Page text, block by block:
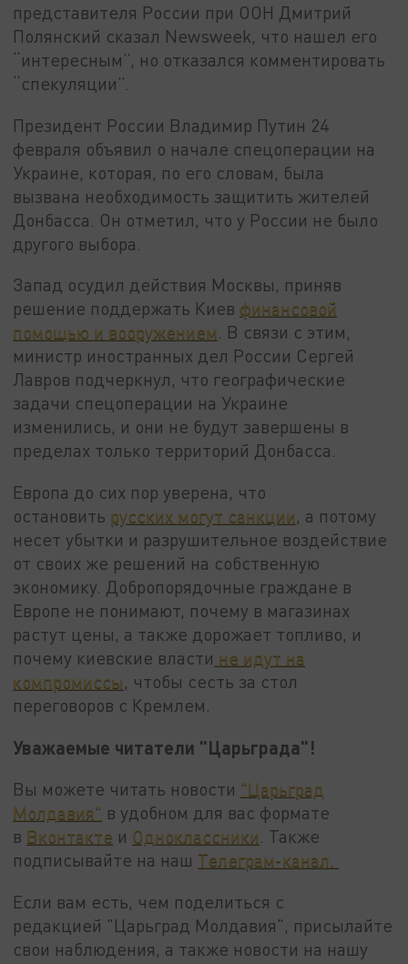
представителя России при ООН Дмитрий
Полянский сказал Newsweek, что нашел его
“интересным”, но отказался комментировать
“спекуляции”.
Президент России Владимир Путин 24
февраля объявил о начале спецоперации на
Украине, которая, по его словам, была
вызвана необходимость защитить жителей
Донбасса. Он отметил, что у России не было
другого выбора.
Запад осудил действия Москвы, приняв
решение поддержать Киев финансовой
помощью и вооружением . В связи с этим,
министр иностранных дел России Сергей
Лавров подчеркнул, что географические
задачи спецоперации на Украине
изменились, и они не будут завершены в
пределах только территорий Донбасса.
Европа до сих пор уверена, что
остановить русских могут санкции, а потому
несет убытки и разрушительное воздействие
от своих же решений на собственную
экономику. Добропорядочные граждане в
Европе не понимают, почему в магазинах
растут цены, а также дорожает топливо, и
почему киевские власти не идут на
компромиссы, чтобы сесть за стол
переговоров с Кремлем.
Уважаемые читатели "Царьграда"!
Вы можете читать новости "Царьград
Молдавия" в удобном для вас формате
в Вконтакте и Одноклассники . Также
подписывайте на наш Телеграм-канал.
Если вам есть, чем поделиться с
редакцией "Царьград Молдавия", присылайте
свои наблюдения, а также новости на нашу